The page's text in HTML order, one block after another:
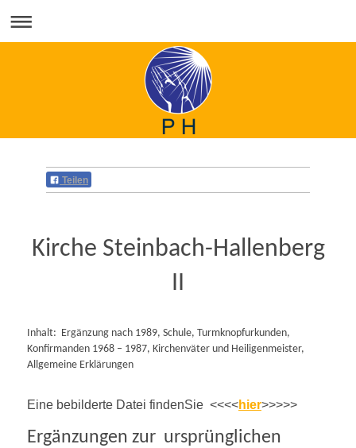
Teilen
Kirche Steinbach-Hallenberg
II
Inhalt: Ergänzung nach 1989, Schule, Turmknopfurkunden,
Konfirmanden 1968 – 1987, Kirchenväter und Heiligenmeister,
Allgemeine Erklärungen
Eine bebilderte Datei findenSie <<<<hier>>>>>
Ergänzungen zur ursprünglichen